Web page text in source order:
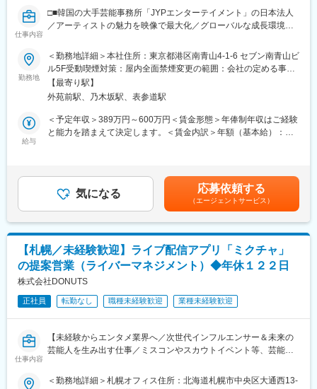
所属バーチャルアーティストの活動最大化と事業成長を目的に、
日常マネジメントからプロジェクト推進まで担い、タレント・社
・アーティストとの伴走支援、メンタル・活動ケア
・スケジュール管理、タスク進行管理
・案件・イベント・制作プロジェクトの進行管理
・社内外関係者との交渉、調整、営業活動
・チームメンバーのマネジメント、育成
核人材として影響力を発揮できます。
・プレイヤー業務とマネジメント双方を担うため、現場理解を深
めながらチーム統括の経験を積めるポジションで、キャリアの幅
を広げられます。
・グリーグループの安定基盤と柔軟な働き方制度を活用しつつ、
裁量ある環境で新しいエンタメ事業の成長に主体的に関わること
が可能です。
変更の範囲：会社の定める業務
仕事内容
□■韓国の大手芸能事務所「JYPエンターテイメント」の日本法人
／アーティストの魅力を映像で最大化／グローバルな成長環境／
■業務概要
所属アーティストの魅力を最大化する映像およびコンテンツの企
画・制作を担うポジションです。アーティストのストーリーや方
向性をコンテンツとして表現し、各プラットフォームにおいて新
たな体験価値を創出していただきます。
グローバルな舞台でアーティストの成長に直接携わり、エンタメ
業界の最先端で企画力・制作力を磨くことができます。
・所属アーティストに関する映像・デジタルコンテンツの企画お
よび制作
・コンテンツのコンセプト設計およびクリエイティブ方針の策定
・トレンド分析を踏まえた新規コンテンツの提案
・社内関連部署および外部パートナーとの連携・調整
YouTube、TikTok、Instagramなど多様なSNSを活用した映像配信
やデジタルプロモーションを担当します。
■JYP日本法人に所属するアーティスト一例
2PM・TWICE・Stray Kids・ITZY・NiziU・NEXZ
3都市6公演で開催された日本初ショーケースは全公演ソールドア
勤務地
＜勤務地詳細＞本社住所：東京都港区南青山4-1-6 セブン南青山ビ
ル5F受動喫煙対策：屋内全面禁煙変更の範囲：会社の定める事業
所（リモートワーク含む）
【最寄り駅】
外苑前駅、乃木坂駅、表参道駅
給与
＜予定年収＞389万円～600万円＜賃金形態＞年俸制年収はご経験
と能力を踏まえて決定します。＜賃金内訳＞年額（基本給）：
金はあくまでも目安の金額であり、選考を通じて上下する可能性
があります。月給(月額)は固定手当を含めた表記です。
気になる 応募依頼する
（エージェントサービス）
【札幌／未経験歓迎】ライブ配信アプリ「ミクチャ」
の提案営業（ライバーマネジメント）◆年休１２２日
株式会社DONUTS
正社員 転勤なし 職種未経験歓迎 業種未経験歓迎
仕事内容
【未経験からエンタメ業界へ／次世代インフルエンサー＆未来の
芸能人を生み出す仕事／ミスコンやスカウトイベント等、芸能事
＜勤務地詳細＞札幌オフィス住所：北海道札幌市中央区大通西13-